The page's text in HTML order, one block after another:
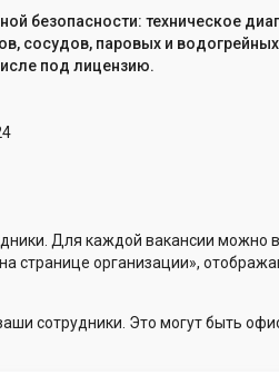
безопасности: техническое
сосудов, паровых и
под лицензию.
Для каждой вакансии можно
странице организации»,
сотрудники. Это могут быть